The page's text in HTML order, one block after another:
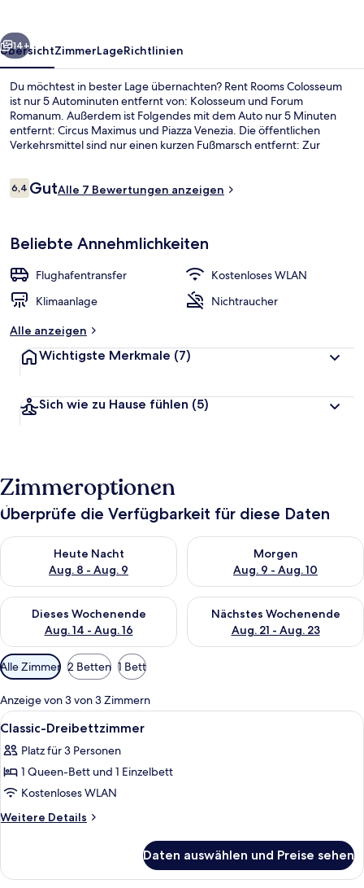
Weiter
14+
ÜbersichtZimmerLageRichtlinien
Du möchtest in bester Lage übernachten? Rent Rooms Colosseum
ist nur 5 Autominuten entfernt von: Kolosseum und Forum
Romanum. Außerdem ist Folgendes mit dem Auto nur 5 Minuten
entfernt: Circus Maximus und Piazza Venezia. Die öffentlichen
Verkehrsmittel sind nur einen kurzen Fußmarsch entfernt: Zur
Bewertungen
6,46,4 von 10.
GutAlle 7 Bewertungen anzeigen
Beliebte Annehmlichkeiten
Flughafentransfer
Kostenloses WLAN
Klimaanlage
Nichtraucher
Alle anzeigen
Wichtigste Merkmale (7)
Sich wie zu Hause fühlen (5)
Zimmeroptionen
Überprüfe die Verfügbarkeit für diese Daten
Heute Nacht
Aug. 8 - Aug. 9
Überprüfe die Verfügbarkeit für heute Nacht, Aug. 8 - Aug. 9.
Morgen
Aug. 9 - Aug. 10
Überprüfe die Verfügbarkeit
Dieses Wochenende
Aug. 14 - Aug. 16
Überprüfe die Verfügbarkeit für dieses Wochenende, Aug. 14
Nächstes Wochenende
Aug. 21 - Aug. 23
Überprüfe die Verfügbarkeit
Verfügbare
Filter
für
Zimmer
Alle Zimmer 2 Betten 1 Bett
Anzeige von 3 von 3 Zimmern
Alle
Fotos
für
Classic-
Dreibettzimmer
anzeigen
Ein ordentlich bezogenes Bett mit
6
Classic-Dreibettzimmer
Platz für 3 Personen
1 Queen-Bett und 1 Einzelbett
Kostenloses WLAN
Weitere Details
Weitere
Dreibettzimmer
Daten auswählen und Preise sehen